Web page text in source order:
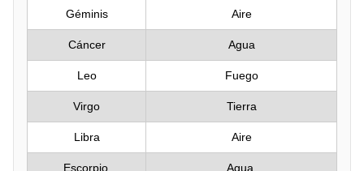
Géminis Aire
Cáncer Agua
Leo Fuego
Virgo Tierra
Libra Aire
Escorpio Agua